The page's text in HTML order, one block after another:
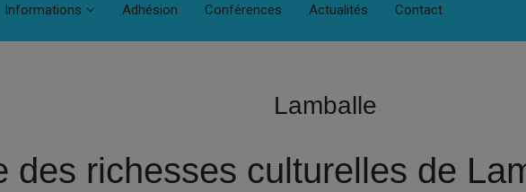
Informations Adhésion Conférences Actualités Contact
Lamballe
des richesses culturelles de